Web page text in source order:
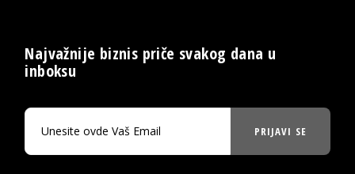
Najvažnije biznis priče svakog dana u
inboksu
PRIJAVI SE